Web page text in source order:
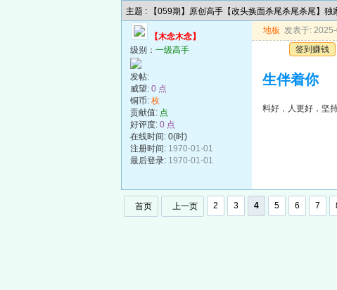
主题 : 【059期】原创高手【改头换面杀尾杀尾杀尾】独
【木念木念】
级别： 一级高手
发帖:
威望: 0 点
铜币: 枚
贡献值: 点
好评度: 0 点
在线时间: 0(时)
注册时间: 1970-01-01
最后登录: 1970-01-01
地板 发表于:
签到赚钱
生伴着你
料好，人更好，坚
首页 上一页 2 3 4 5 6 7